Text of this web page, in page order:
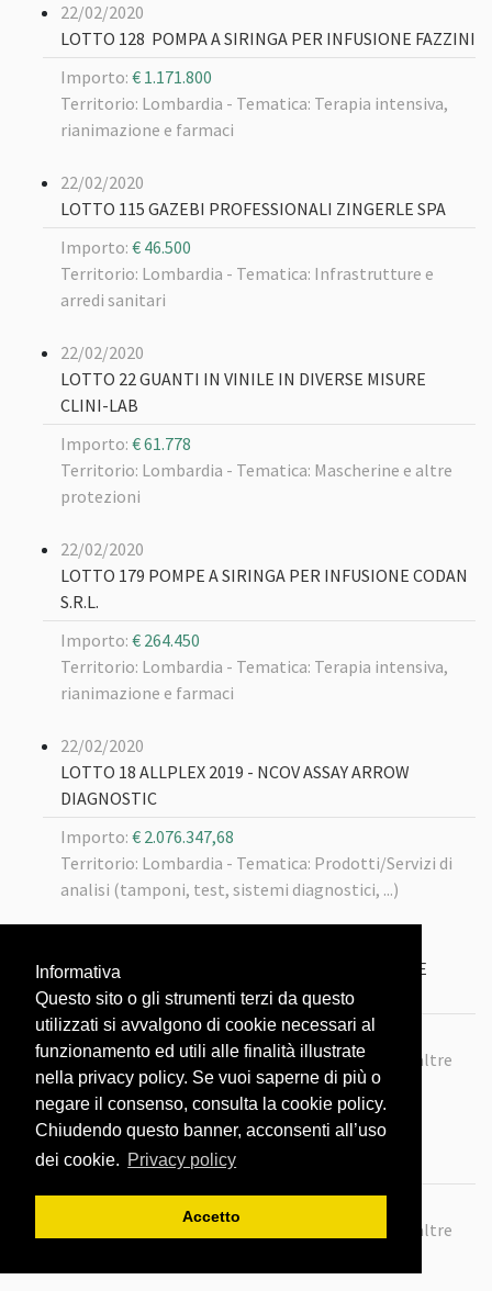
Informativa
Questo sito o gli strumenti terzi da questo
utilizzati si avvalgono di cookie necessari al
funzionamento ed utili alle finalità illustrate
nella privacy policy. Se vuoi saperne di più o
negare il consenso, consulta la cookie policy.
Chiudendo questo banner, acconsenti all’uso
dei cookie. Privacy policy
Accetto
22/02/2020
LOTTO 128 POMPA A SIRINGA PER INFUSIONE FAZZINI
Importo: € 1.171.800
Territorio: Lombardia - Tematica: Terapia intensiva,
rianimazione e farmaci
22/02/2020
LOTTO 115 GAZEBI PROFESSIONALI ZINGERLE SPA
Importo: € 46.500
Territorio: Lombardia - Tematica: Infrastrutture e
arredi sanitari
22/02/2020
LOTTO 22 GUANTI IN VINILE IN DIVERSE MISURE
CLINI-LAB
Importo: € 61.778
Territorio: Lombardia - Tematica: Mascherine e altre
protezioni
22/02/2020
LOTTO 179 POMPE A SIRINGA PER INFUSIONE CODAN
S.R.L.
Importo: € 264.450
Territorio: Lombardia - Tematica: Terapia intensiva,
rianimazione e farmaci
22/02/2020
LOTTO 18 ALLPLEX 2019 - NCOV ASSAY ARROW
DIAGNOSTIC
Importo: € 2.076.347,68
Territorio: Lombardia - Tematica: Prodotti/Servizi di
analisi (tamponi, test, sistemi diagnostici, ...)
LOTTO 102 MASCHERINE FFP2 SENZA VALVOLA E
CAMICI ECLETTICA
Importo:€ 10.370.000
Territorio: Lombardia -Tematica: Mascherine e altre
protezioni
22/02/2020
LOTTO116 MASCHERINE BIOXGREEN
Tematica: Mascherine e altre